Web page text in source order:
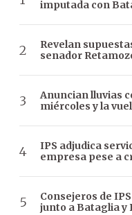
imputada con
Revelan
senador
Anuncian lluvias
miércoles y la
IPS adjudica
empresa pese a
Consejeros de
junto a Bataglia y